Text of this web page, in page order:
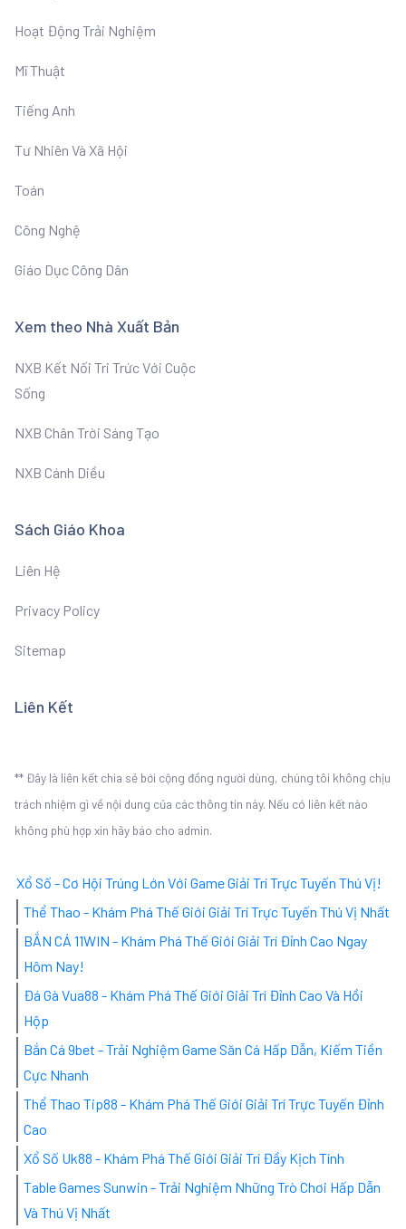
Hoạt Động Trải Nghiệm
Mĩ Thuật
Tiếng Anh
Tư Nhiên Và Xã Hội
Toán
Công Nghệ
Giáo Dục Công Dân
Xem theo Nhà Xuất Bản
NXB Kết Nối Tri Trức Với Cuộc
Sống
NXB Chân Trời Sáng Tạo
NXB Cánh Diều
Sách Giáo Khoa
Liên Hệ
Privacy Policy
Sitemap
Liên Kết
** Đây là liên kết chia sẻ bới cộng đồng người dùng, chúng tôi không chịu
trách nhiệm gì về nội dung của các thông tin này. Nếu có liên kết nào
không phù hợp xin hãy báo cho admin.
Xổ Số - Cơ Hội Trúng Lớn Với Game Giải Trí Trực Tuyến Thú Vị!
Thể Thao - Khám Phá Thế Giới Giải Trí Trực Tuyến Thú Vị Nhất
BẮN CÁ 11WIN - Khám Phá Thế Giới Giải Trí Đỉnh Cao Ngay
Hôm Nay!
Đá Gà Vua88 - Khám Phá Thế Giới Giải Trí Đỉnh Cao Và Hồi
Hộp
Bắn Cá 9bet - Trải Nghiệm Game Săn Cá Hấp Dẫn, Kiếm Tiền
Cực Nhanh
Thể Thao Tip88 - Khám Phá Thế Giới Giải Trí Trực Tuyến Đỉnh
Cao
Xổ Số Uk88 - Khám Phá Thế Giới Giải Trí Đầy Kịch Tính
Table Games Sunwin - Trải Nghiệm Những Trò Chơi Hấp Dẫn
Và Thú Vị Nhất